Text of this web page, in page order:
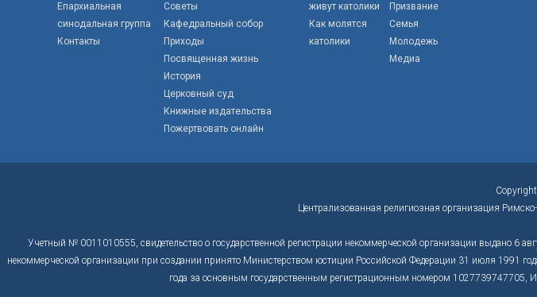
Епархиальная
синодальная группа
Контакты
Советы
Кафедральный собор
Приходы
Посвященная жизнь
История
Церковный суд
Книжные издательства
Пожертвовать онлайн
живут католики
Как молятся
католики
Призвание
Семья
Молодежь
Медиа
Централизованная религиозная организация
Учетный № 0011010555, свидетельство о государственной регистрации некоммерческой организации выдано 6
некоммерческой организации при создании принято Министерством юстиции Российской Федерации 31 июля 1991
года за основным государственным регистрационным номером